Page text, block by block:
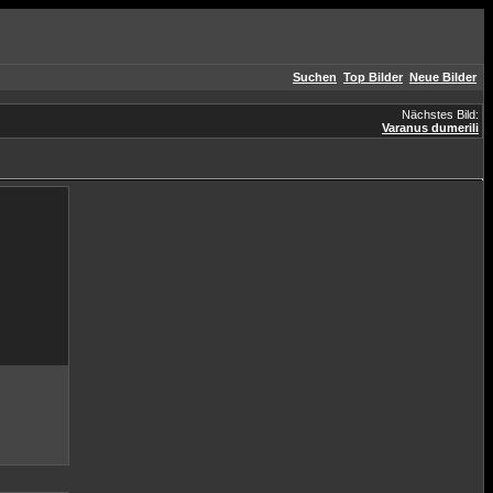
Suchen Top Bilder Neue Bilder
Nächstes Bild:
Varanus dumerili